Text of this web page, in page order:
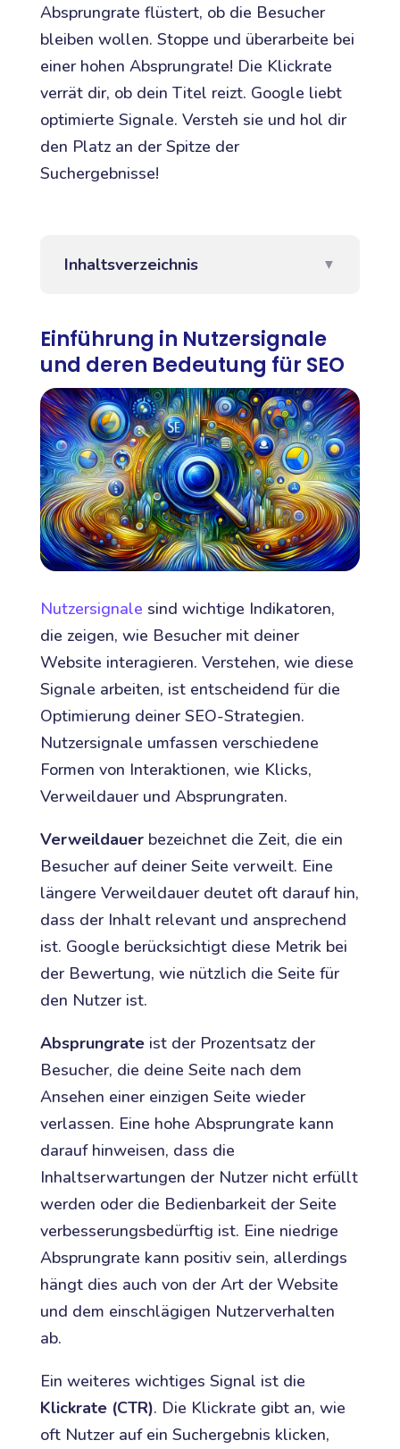
Absprungrate flüstert, ob die Besucher
bleiben wollen. Stoppe und überarbeite bei
einer hohen Absprungrate! Die Klickrate
verrät dir, ob dein Titel reizt. Google liebt
optimierte Signale. Versteh sie und hol dir
den Platz an der Spitze der
Suchergebnisse!
Inhaltsverzeichnis ▼
Einführung in Nutzersignale
und deren Bedeutung für SEO
Nutzersignale sind wichtige Indikatoren,
die zeigen, wie Besucher mit deiner
Website interagieren. Verstehen, wie diese
Signale arbeiten, ist entscheidend für die
Optimierung deiner SEO-Strategien.
Nutzersignale umfassen verschiedene
Formen von Interaktionen, wie Klicks,
Verweildauer und Absprungraten.
Verweildauerbezeichnet die Zeit, die ein
Besucher auf deiner Seite verweilt. Eine
längere Verweildauer deutet oft darauf hin,
dass der Inhalt relevant und ansprechend
ist. Google berücksichtigt diese Metrik bei
der Bewertung, wie nützlich die Seite für
den Nutzer ist.
Absprungrateist der Prozentsatz der
Besucher, die deine Seite nach dem
Ansehen einer einzigen Seite wieder
verlassen. Eine hohe Absprungrate kann
darauf hinweisen, dass die
Inhaltserwartungen der Nutzer nicht erfüllt
werden oder die Bedienbarkeit der Seite
verbesserungsbedürftig ist. Eine niedrige
Absprungrate kann positiv sein, allerdings
hängt dies auch von der Art der Website
und dem einschlägigen Nutzerverhalten
ab.
Ein weiteres wichtiges Signal ist die
Klickrate (CTR). Die Klickrate gibt an, wie
oft Nutzer auf ein Suchergebnis klicken,